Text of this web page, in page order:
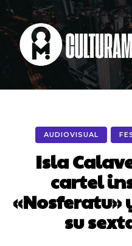
AUDIOVISUAL
Isla
cartel
«Nosferatu»
su